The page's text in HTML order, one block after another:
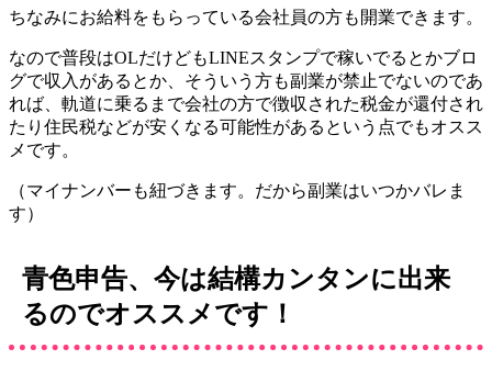
ちなみにお給料をもらっている会社員の方も開業できます。
なので普段はOLだけどもLINEスタンプで稼いでるとかブロ
グで収入があるとか、そういう方も副業が禁止でないのであ
れば、軌道に乗るまで会社の方で徴収された税金が還付され
たり住民税などが安くなる可能性がある という点でもオスス
メです。
（マイナンバーも紐づきます。だから副業はいつかバレま
す）
青色申告、今は結構カンタンに出来
るのでオススメです！